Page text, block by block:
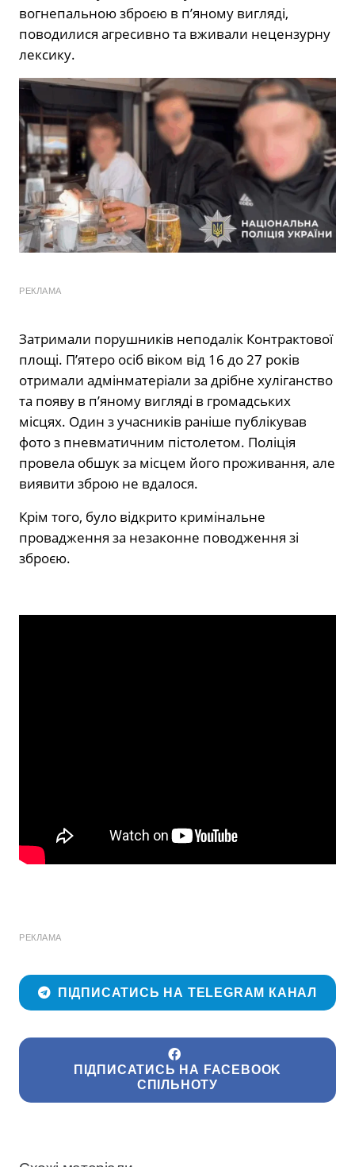
вогнепальною зброєю в пʼяному вигляді,
поводилися агресивно та вживали нецензурну
лексику.
РЕКЛАМА
Затримали порушників неподалік Контрактової
площі. Пʼятеро осіб віком від 16 до 27 років
отримали адмінматеріали за дрібне хуліганство
та появу в п’яному вигляді в громадських
місцях. Один з учасників раніше публікував
фото з пневматичним пістолетом. Поліція
провела обшук за місцем його проживання, але
виявити зброю не вдалося.
Крім того, було відкрито кримінальне
провадження за незаконне поводження зі
зброєю.
РЕКЛАМА
ПІДПИСАТИСЬ НА TELEGRAM КАНАЛ
ПІДПИСАТИСЬ НА FACEBOOK
СПІЛЬНОТУ